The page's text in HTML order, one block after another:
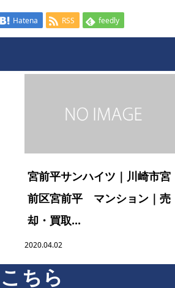
Hatena RSS feedly
宮前平サンハイツ｜川崎市宮
前区宮前平 マンション｜売
却・買取...
2020.04.02
ちら